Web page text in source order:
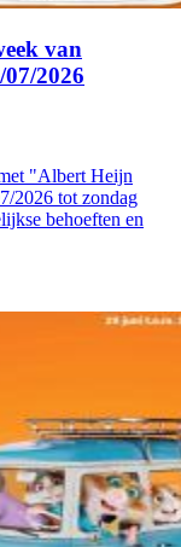
van
2026
"Albert Heijn
2026 tot zondag
behoeften en